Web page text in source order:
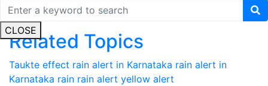
CLOSE
Related Topics
Taukte effect rain alert in Karnataka
Karnataka rain rain alert yellow alert